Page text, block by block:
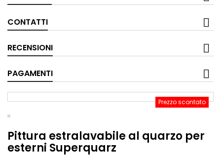
CONTATTI
RECENSIONI
PAGAMENTI
Prezzo scontato
Pittura estralavabile al quarzo per
esterni Superquarz